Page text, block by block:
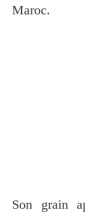
Maroc.
Son grain